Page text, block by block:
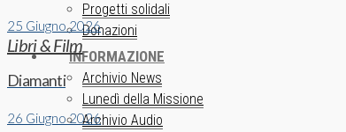
Progetti solidali
Donazioni
INFORMAZIONE
Archivio News
Lunedì della Missione
Archivio Audio
25 Giugno 2026
Libri & Film
Diamanti
26 Giugno 2026